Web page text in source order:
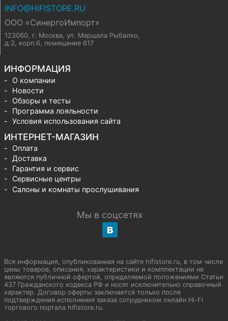
INFO@HIFISTORE.RU
ООО «СинергоИмпорт»
123060, г. Москва, ул. Маршала Рыбалко,
д.2, корп.6, помещение 617
ИНФОРМАЦИЯ
О компании
Новости
Обзоры и тесты
Программа лояльности
Условия использования сайта
ИНТЕРНЕТ-МАГАЗИН
Оплата
Доставка
Гарантия и сервис
Сервисные центры
Салоны и комнаты прослушивания
Мы в соцсетях
Вся информация, опубликованная на сайте hifistore.ru, в том числе
цены товаров, описания, характеристики и комплектации не
являются публичной офертой, определяемой положениями Статьи
437 Гражданского кодекса РФ и носят исключительно справочный
характер. Договор оферты заключается только после
подтверждения исполнения заказа сотрудником онлайн Hi-Fi
торгового портала hifistore.ru.